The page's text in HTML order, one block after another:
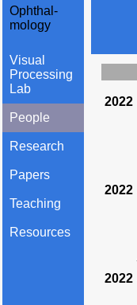
Ophthal-
mology
Visual
Processing
Lab
People
Research
Papers
Teaching
Resources
2022
2022
2022